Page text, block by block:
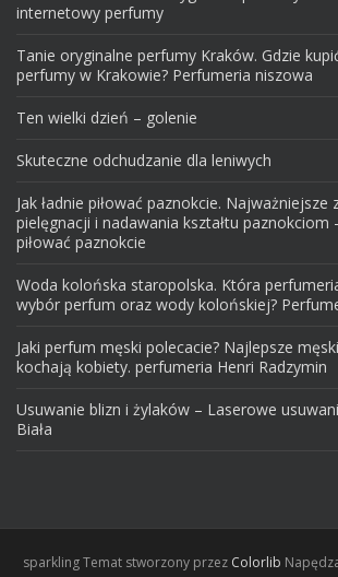
internetowy perfumy
Tanie oryginalne perfumy Kraków. Gdzie
perfumy w Krakowie? Perfumeria niszowa
Ten wielki dzień – golenie
Skuteczne odchudzanie dla leniwych
Jak ładnie piłować paznokcie. Najważniejsze
pielęgnacji i nadawania kształtu paznokciom
piłować paznokcie
Woda kolońska staropolska. Która
wybór perfum oraz wody kolońskiej?
Jaki perfum męski polecacie? Najlepsze
kochają kobiety. perfumeria Henri Radzymin
Usuwanie blizn i żylaków – Laserowe
Biała
sparklingTemat stworzony przez Colorlib